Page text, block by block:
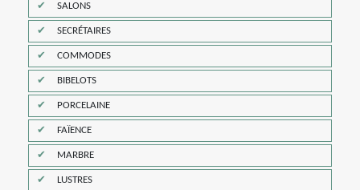
SALONS
SECRÉTAIRES
COMMODES
BIBELOTS
PORCELAINE
FAÏENCE
MARBRE
LUSTRES